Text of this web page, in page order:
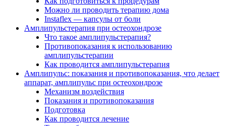
Можно ли проводить терапию дома
Instaflex — капсулы от боли
Амплипульстерапия при остеохондрозе
Что такое амплипульстерапия?
Противопоказания к использованию
амплипульстерапии
Как проводится амплипульстерапия
Амплипульс: показания и противопоказания, что делает
аппарат, амплипульс при остеохондрозе
Механизм воздействия
Показания и противопоказания
Подготовка
Как проводится лечение